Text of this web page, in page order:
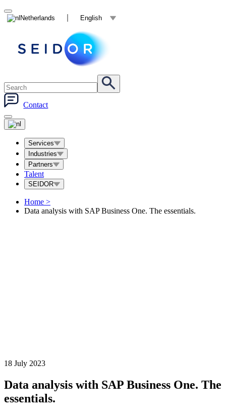
Netherlands English
Contact
Services
Industries
Partners
Talent
SEIDOR
Home >
Data analysis with SAP Business One. The essentials.
18 July 2023
Data analysis with SAP Business One. The
essentials.